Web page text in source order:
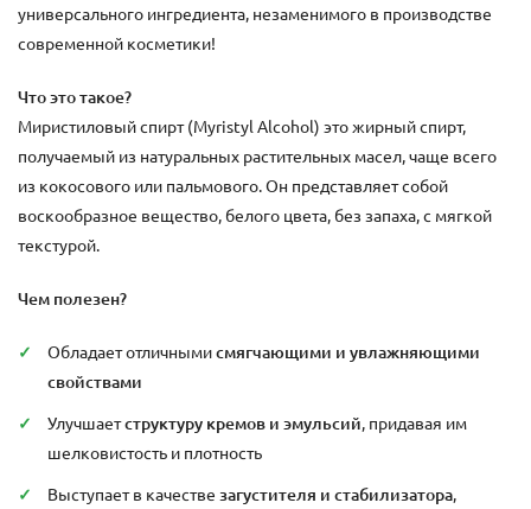
универсального ингредиента, незаменимого в производстве
современной косметики!
Что это такое?
Миристиловый спирт (Myristyl Alcohol) это жирный спирт,
получаемый из натуральных растительных масел, чаще всего
из кокосового или пальмового. Он представляет собой
воскообразное вещество, белого цвета, без запаха, с мягкой
текстурой.
Чем полезен?
Обладает отличнымисмягчающими и увлажняющими
свойствами
Улучшаетструктуру кремов и эмульсий, придавая им
шелковистость и плотность
Выступает в качестве загустителя и стабилизатора,